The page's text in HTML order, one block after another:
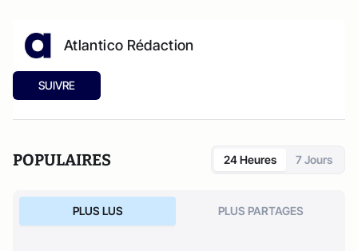
Atlantico Rédaction
SUIVRE
POPULAIRES 24 Heures 7 Jours
PLUS LUS PLUS PARTAGES